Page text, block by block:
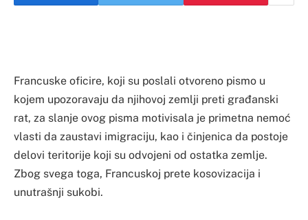
Francuske oficire, koji su poslali otvoreno pismo u
kojem upozoravaju da njihovoj zemlji preti građanski
rat, za slanje ovog pisma motivisala je primetna nemoć
vlasti da zaustavi imigraciju, kao i činjenica da postoje
delovi teritorije koji su odvojeni od ostatka zemlje.
Zbog svega toga, Francuskoj prete kosovizacija i
unutrašnji sukobi.